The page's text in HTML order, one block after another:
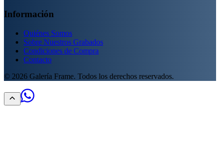
Información
Quiénes Somos
Sobre Nuestros Grabados
Condiciones de Compra
Contacto
© 2026 Galería Frame. Todos los derechos reservados.